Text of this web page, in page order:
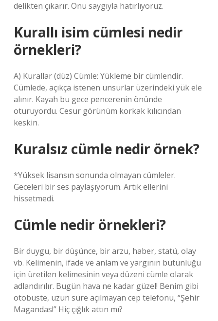
delikten çıkarır. Onu saygıyla hatırlıyoruz.
Kurallı isim cümlesi nedir
örnekleri?
A) Kurallar (düz) Cümle: Yükleme bir cümlendir.
Cümlede, açıkça istenen unsurlar üzerindeki yük ele
alınır. Kayah bu gece pencerenin önünde
oturuyordu. Cesur görünüm korkak kılıcından
keskin.
Kuralsız cümle nedir örnek?
*Yüksek lisansın sonunda olmayan cümleler.
Geceleri bir ses paylaşıyorum. Artık ellerini
hissetmedi.
Cümle nedir örnekleri?
Bir duygu, bir düşünce, bir arzu, haber, statü, olay
vb. Kelimenin, ifade ve anlam ve yargının bütünlüğü
için üretilen kelimesinin veya düzeni cümle olarak
adlandırılır. Bugün hava ne kadar güzel! Benim gibi
otobüste, uzun süre açılmayan cep telefonu, “Şehir
Magandas!” Hiç çığlık attın mı?